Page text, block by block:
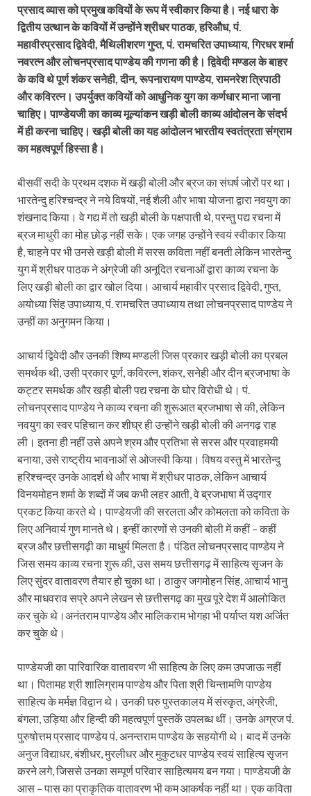
प्रसाद व्यास को प्रमुख कवियों के रूप में स्वीकार किया है। नई धारा के
द्वितीय उत्थान के कवियों में उन्होंने श्रीधर पाठक, हरिऔध, पं.
महावीरप्रसाद द्विवेदी, मैथिलीशरण गुप्त, पं. रामचरित उपाध्याय, गिरधर शर्मा
नवरत्न और लोचनप्रसाद पाण्डेय की गणना की है। द्विवेदी मण्डल के बाहर
के कवि थे पूर्ण शंकर सनेही, दीन, रूपनारायण पाण्डेय, रामनरेश त्रिपाठी
और कविरत्न। उपर्युक्त कवियों को आधुनिक युग का कर्णधार माना जाना
चाहिए। पाण्डेयजी का काव्य मूल्यांकन खड़ी बोली काव्य आंदोलन के संदर्भ
में ही करना चाहिए। खड़ी बोली का यह आंदोलन भारतीय स्वतंत्रता संग्राम
का महत्वपूर्ण हिस्सा है।
बीसवीं सदी के प्रथम दशक में खड़ी बोली और ब्रज का संघर्ष जोरों पर था।
भारतेन्दु हरिश्चन्द्र ने नये विषयों, नई शैली और भाषा योजना द्वारा नवयुग का
शंखनाद किया। वे गद्य में तो खड़ी बोली के पक्षपाती थे, परन्तु पद्य रचना में
ब्रज माधुरी का मोह छोड़ नहीं सके। एक जगह उन्होंने स्वयं स्वीकार किया
है, चाहने पर भी उनसे खड़ी बोली में सरस कविता नहीं बनती लेकिन भारतेन्दु
युग में श्रीधर पाठक ने अंग्रेजी की अनूदित रचनाओं द्वारा काव्य रचना के
लिए खड़ी बोली का द्वार खोल दिया। आचार्य महावीर प्रसाद द्विवेदी, गुप्त,
अयोध्या सिंह उपाध्याय, पं. रामचरित उपाध्याय तथा लोचनप्रसाद पाण्डेय ने
उन्हीं का अनुगमन किया।
आचार्य द्विवेदी और उनकी शिष्य मण्डली जिस प्रकार खड़ी बोली का प्रबल
समर्थक थी, उसी प्रकार पूर्ण, कविरत्न, शंकर, सनेही और दीन ब्रजभाषा के
कट्टर समर्थक और खड़ी बोली पद्य रचना के घोर विरोधी थे। पं.
लोचनप्रसाद पाण्डेय ने काव्य रचना की शुरूआत ब्रजभाषा से की, लेकिन
नवयुग का स्वर पहिचान कर शीघ्र ही उन्होंने खड़ी बोली की अनगढ़ राह
ली। इतना ही नहीं उसे अपने श्रम और प्रतिभा से सरस और प्रवाहमयी
बनाया, उसे राष्ट्रीय भावनाओं से ओजस्वी किया। विषय वस्तु में भारतेन्दु
हरिश्चन्द्र उनके आदर्श थे और भाषा में श्रीधर पाठक, लेकिन आचार्य
विनयमोहन शर्मा के शब्दों में जब कभी लहर आती, वे ब्रजभाषा में उद्गार
प्रकट किया करते थे। पाण्डेयजी की सरलता और कोमलता को कविता के
लिए अनिवार्य गुण मानते थे। इन्हीं कारणों से उनकी बोली में कहीं – कहीं
ब्रज और छत्तीसगढ़ी का माधुर्य मिलता है। पंडित लोचनप्रसाद पाण्डेय ने
जिस समय काव्य रचना शुरू की, उस समय छत्तीसगढ़ में साहित्य सृजन के
लिए सुंदर वातावरण तैयार हो चुका था। ठाकुर जगमोहन सिंह, आचार्य भानु
और माधवराव सप्रे अपने लेखन से छत्तीसगढ़ का मुख पूरे देश में आलोकित
कर चुके थे।अनंतराम पाण्डेय और मालिकराम भोगहा भी पर्याप्त यश अर्जित
कर चुके थे।
पाण्डेयजी का पारिवारिक वातावरण भी साहित्य के लिए कम उपजाऊ नहीं
था। पितामह श्री शालिग्राम पाण्डेय और पिता श्री चिन्तामणि पाण्डेय
साहित्य के मर्मज्ञ विद्वान थे। उनकी घरु पुस्तकालय में संस्कृत, अंग्रेजी,
बंगला, उड़िया और हिन्दी की महत्वपूर्ण पुस्तकें उपलब्ध थीं। उनके अग्रज पं.
पुरुषोत्तम प्रसाद पाण्डेय पं. अनन्तराम पाण्डेय के सहयोगी थे। बाद में उनके
अनुज विद्याधर, बंशीधर, मुरलीधर और मुकुटधर पाण्डेय स्वयं साहित्य सृजन
करने लगे, जिससे उनका सम्पूर्ण परिवार साहित्यमय बन गया। पाण्डेयजी के
आस – पास का प्राकृतिक वातावरण भी कम आकर्षक नहीं था। एक कविता